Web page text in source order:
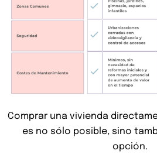
Comprar una vivienda
es no sólo posible, sino
opción.